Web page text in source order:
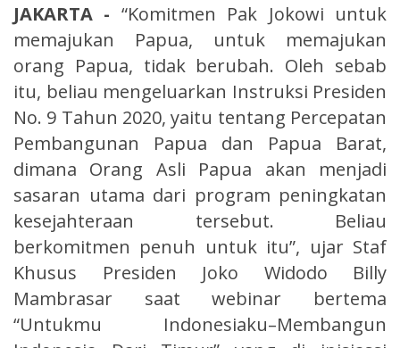
JAKARTA - “Komitmen Pak Jokowi untuk
memajukan Papua, untuk memajukan
orang Papua, tidak berubah. Oleh sebab
itu, beliau mengeluarkan Instruksi Presiden
No. 9 Tahun 2020, yaitu tentang Percepatan
Pembangunan Papua dan Papua Barat,
dimana Orang Asli Papua akan menjadi
sasaran utama dari program peningkatan
kesejahteraan tersebut. Beliau
berkomitmen penuh untuk itu”, ujar Staf
Khusus Presiden Joko Widodo Billy
Mambrasar saat webinar bertema
“Untukmu Indonesiaku–Membangun